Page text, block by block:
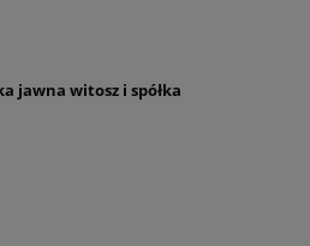
jawna witosz i spółka